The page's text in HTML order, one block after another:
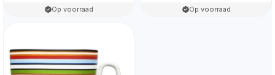
Op voorraad Op voorraad